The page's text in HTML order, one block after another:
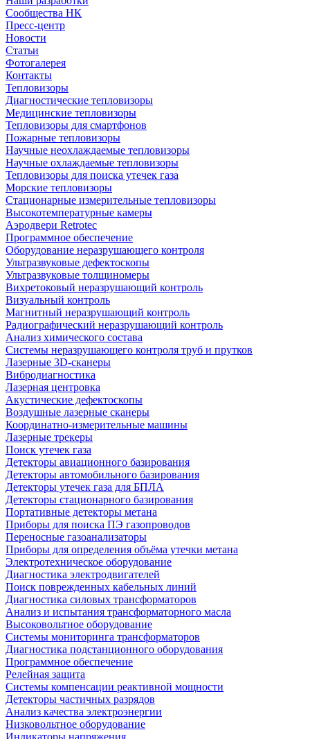
Сообщества НК
Пресс-центр
Новости
Статьи
Фотогалерея
Контакты
Тепловизоры
Диагностические тепловизоры
Медицинские тепловизоры
Тепловизоры для смартфонов
Пожарные тепловизоры
Научные неохлаждаемые тепловизоры
Научные охлаждаемые тепловизоры
Тепловизоры для поиска утечек газа
Морские тепловизоры
Стационарные измерительные тепловизоры
Высокотемпературные камеры
Аэродвери Retrotec
Программное обеспечение
Оборудование неразрушающего контроля
Ультразвуковые дефектоскопы
Ультразвуковые толщиномеры
Вихретоковый неразрушающий контроль
Визуальный контроль
Магнитный неразрушающий контроль
Радиографический неразрушающий контроль
Анализ химического состава
Системы неразрушающего контроля труб и прутков
Лазерные 3D-сканеры
Вибродиагностика
Лазерная центровка
Акустические дефектоскопы
Воздушные лазерные сканеры
Координатно-измерительные машины
Лазерные трекеры
Поиск утечек газа
Детекторы авиационного базирования
Детекторы автомобильного базирования
Детекторы утечек газа для БПЛА
Детекторы стационарного базирования
Портативные детекторы метана
Приборы для поиска ПЭ газопроводов
Переносные газоанализаторы
Приборы для определения объёма утечки метана
Электротехническое оборудование
Диагностика электродвигателей
Поиск поврежденных кабельных линий
Диагностика силовых трансформаторов
Анализ и испытания трансформаторного масла
Высоковольтное оборудование
Системы мониторинга трансформаторов
Диагностика подстанционного оборудования
Программное обеспечение
Релейная защита
Системы компенсации реактивной мощности
Детекторы частичных разрядов
Анализ качества электроэнергии
Низковольтное оборудование
Индикаторы напряжения